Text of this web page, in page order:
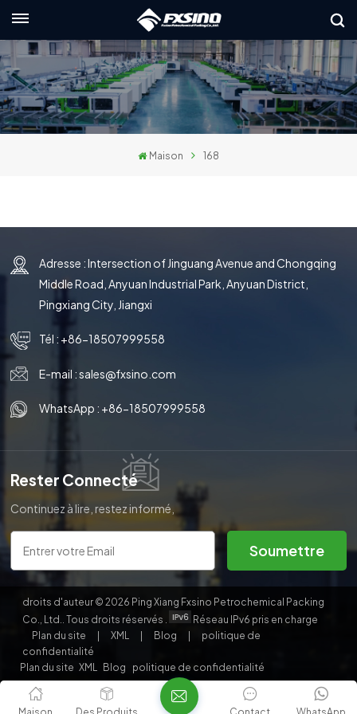
本語
국의
文
Maison 168
Adresse : Intersection of Jinguang Avenue and Chongqing
Middle Road, Anyuan Industrial Park, Anyuan District,
Pingxiang City, Jiangxi
Tél : +86-18507999558
E-mail :sales@fxsino.com
WhatsApp : +86-18507999558
Rester Connecté
Continuez à lire, restez informé,
abonnez-vous et nous vous
invitons à nous dire ce que vous
en pensez.
Soumettre
droits d'auteur © 2026 Ping Xiang Fxsino Petrochemical Packing
Co., Ltd.. Tous droits réservés .
Réseau IPv6 pris en charge
Plan du site
XML Blog
politique de
confidentialité
Plan du site XML Blog politique de confidentialité